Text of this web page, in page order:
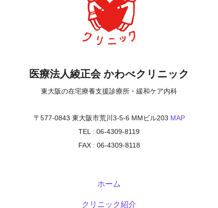
医療法人綾正会 かわべクリニック
東大阪の在宅療養支援診療所・緩和ケア内科
〒577-0843 東大阪市荒川3-5-6 MMビル203 MAP
TEL : 06-4309-8119
FAX : 06-4309-8118
ホーム
クリニック紹介